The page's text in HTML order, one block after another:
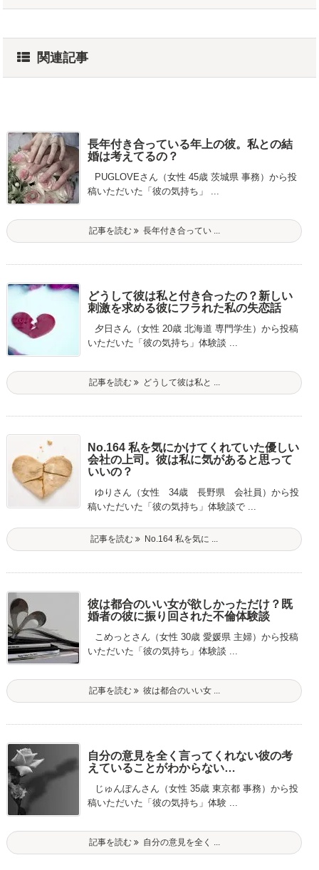
関連記事
長年付き合っている年上の彼。私との結
婚は考えてるの？
PUGLOVEさん（女性 45歳 茨城県 事務）から投
稿いただいた「彼の気持ち」 ...
記事を読む 長年付き合ってい ...
どうして彼は私と付き合ったの？新しい
刺激を求める彼にフラれた私の失恋話
夕日さん（女性 20歳 北海道 専門学生）から投稿
いただいた「彼の気持ち」体験談 ...
記事を読む どうして彼は私と ...
No.164 私を気にかけてくれていた優しい
会社の上司。彼は私に気があると思って
いいの？
ゆりさん（女性 34歳 長野県 会社員）から投
稿いただいた「彼の気持ち」体験談で ...
記事を読む No.164 私を気に ...
彼は都合のいい女が欲しかっただけ？既
婚者の彼に振り回された不倫体験談
こめっとさん（女性 30歳 愛媛県 主婦）から投稿
いただいた「彼の気持ち」体験談 ...
記事を読む 彼は都合のいい女 ...
自分の意見を全く言ってくれない彼の考
えていることがわからない…
じゅんぽんさん（女性 35歳 東京都 事務）から投
稿いただいた「彼の気持ち」体験 ...
記事を読む 自分の意見を全く ...